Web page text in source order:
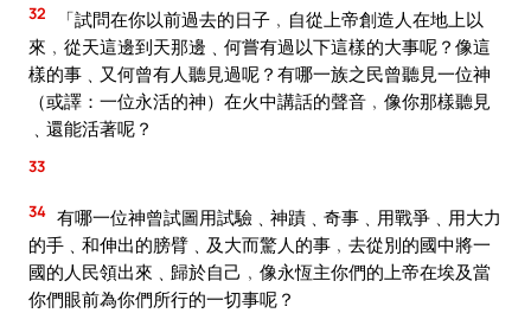
32
「試問在你以前過去的日子﹐自從上帝創造人在地上以
來﹐從天這邊到天那邊﹑何嘗有過以下這樣的大事呢？像這
樣的事﹑又何曾有人聽見過呢？有哪一族之民曾聽見一位神
（或譯：一位永活的神）在火中講話的聲音﹐像你那樣聽見
﹑還能活著呢？
33
34 有哪一位神曾試圖用試驗﹑神蹟﹑奇事﹑用戰爭﹑用大力
的手﹑和伸出的膀臂﹑及大而驚人的事﹐去從別的國中將一
國的人民領出來﹑歸於自己﹐像永恆主你們的上帝在埃及當
你們眼前為你們所行的一切事呢？